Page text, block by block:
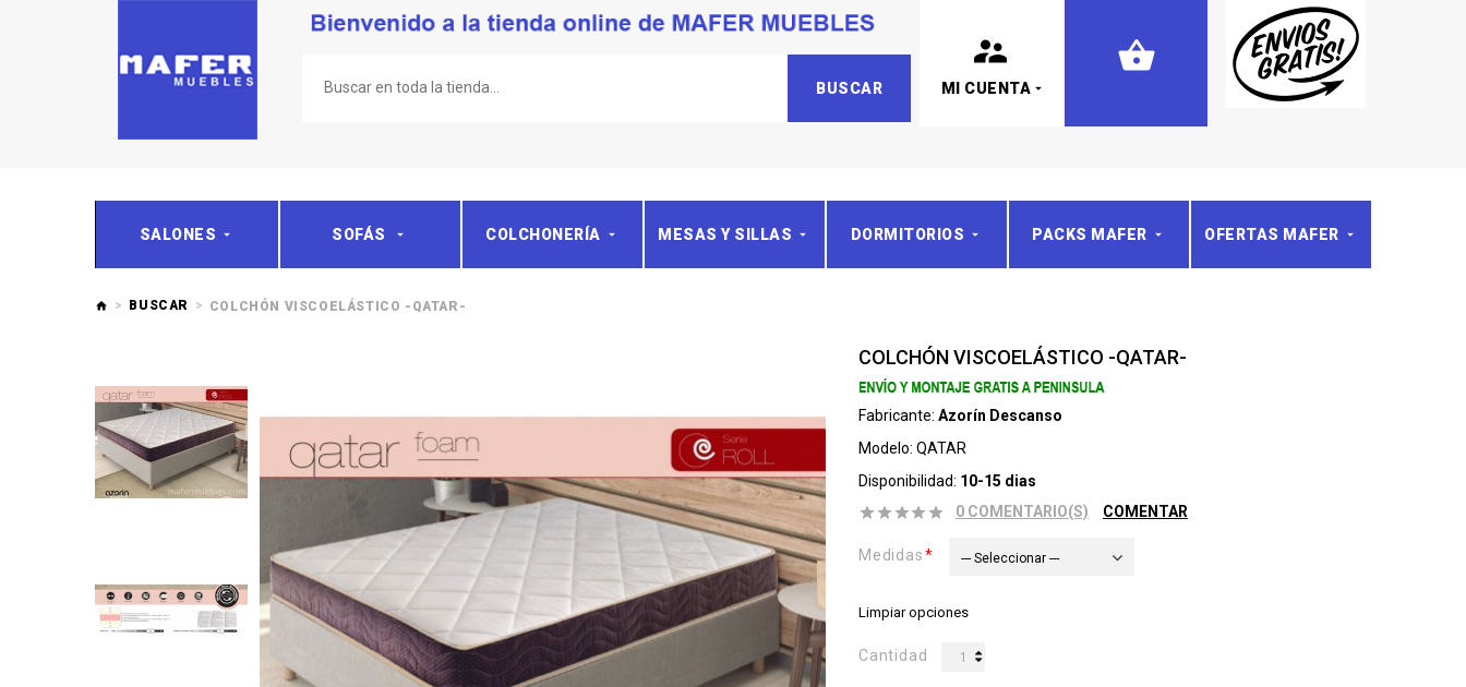
BUSCAR MI CUENTA
SALONES SOFÁS COLCHONERÍA MESAS Y SILLAS DORMITORIOS PACKS MAFER OFERTAS MAFER
BUSCAR COLCHÓN VISCOELÁSTICO -QATAR-
COLCHÓN VISCOELÁSTICO -QATAR-
Fabricante: Azorín Descanso
Modelo: QATAR
Disponibilidad: 10-15 dias
0 COMENTARIO(S)
COMENTAR
Medidas --- Seleccionar ---
Limpiar opciones
Cantidad